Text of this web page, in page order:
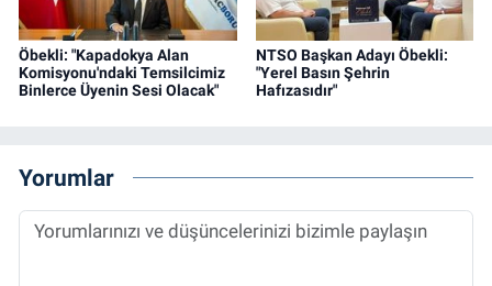
Öbekli: "Kapadokya Alan
Komisyonu'ndaki Temsilcimiz
Binlerce Üyenin Sesi Olacak"
NTSO Başkan Adayı Öbekli:
"Yerel Basın Şehrin
Hafızasıdır"
Yorumlar